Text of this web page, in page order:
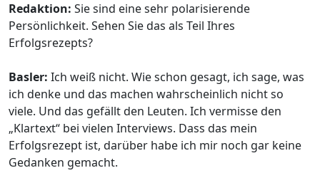
Redaktion: Sie sind eine sehr polarisierende
Persönlichkeit. Sehen Sie das als Teil Ihres
Erfolgsrezepts?
Basler: Ich weiß nicht. Wie schon gesagt, ich sage, was
ich denke und das machen wahrscheinlich nicht so
viele. Und das gefällt den Leuten. Ich vermisse den
„Klartext“ bei vielen Interviews. Dass das mein
Erfolgsrezept ist, darüber habe ich mir noch gar keine
Gedanken gemacht.